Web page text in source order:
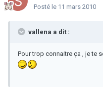
Posté le 11 mars 2010
vallena a dit :
Pour trop connaitre ça , je te